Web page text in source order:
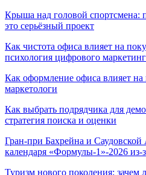
Крыша над головой
это серьёзный проект
Как чистота офиса влияет на
психология цифрового
Как оформление офиса влияет
маркетологи
Как выбрать подрядчика для
стратегия поиска и оценки
Гран-при Бахрейна и Саудовской
календаря «Формулы-1»-2026 из-
Туризм нового поколения: зачем